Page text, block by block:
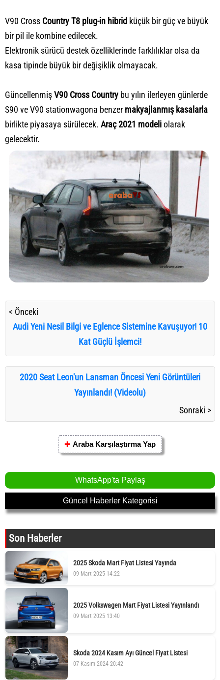
V90 Cross Country T8 plug-in hibrid küçük bir güç ve büyük
bir pil ile kombine edilecek.
Elektronik sürücü destek özelliklerinde farklılıklar olsa da
kasa tipinde büyük bir değişiklik olmayacak.
GüncellenmişV90 Cross Country bu yılın ilerleyen günlerde
S90 ve V90 stationwagona benzer makyajlanmış kasalarla
birlikte piyasaya sürülecek. Araç 2021 modeliolarak
gelecektir.
< Önceki
Audi Yeni Nesil Bilgi ve Eglence Sistemine Kavuşuyor! 10
Kat Güçlü İşlemci!
2020 Seat Leon'un Lansman Öncesi Yeni Görüntüleri
Yayınlandı! (Videolu)
Sonraki >
✚ Araba Karşılaştırma Yap
WhatsApp'ta Paylaş
Güncel Haberler Kategorisi
Son Haberler
2025 Skoda Mart Fiyat Listesi Yayında
09 Mart 2025 14:22
2025 Volkswagen Mart Fiyat Listesi Yayınlandı
09 Mart 2025 13:40
Skoda 2024 Kasım Ayı Güncel Fiyat Listesi
07 Kasım 2024 20:42